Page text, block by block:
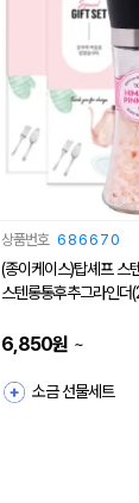
상품번호 686670
(종이케이스)탑셰프 스
스텐롱통후추그라인더
6,850원 ~
소금 선물세트